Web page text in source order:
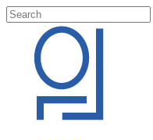
Skip
to
content
Search